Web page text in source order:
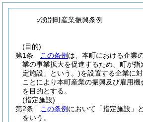
○湧別町産業振興条例
(目的)
第1条
この条例 は、本町における企業
業の事業拡大を促進するため、町が指
定施設」という。)を設置する企業に
ことにより本町産業の振興及び雇用機
を目的とする。
(指定施設)
第2条
この条例 において「指定施設」
をいう。